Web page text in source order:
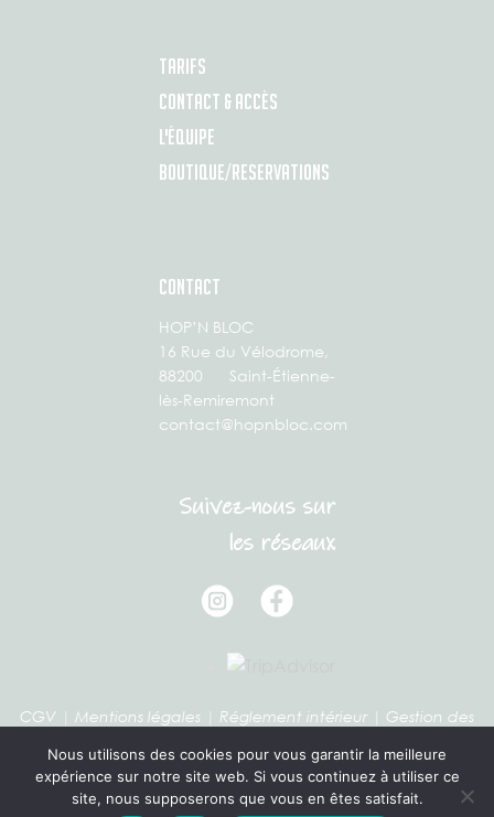
TARIFS
CONTACT & ACCÈS
L'ÉQUIPE
BOUTIQUE/RESERVATIONS
CONTACT
HOP’N BLOC
16 Rue du Vélodrome,
88200 Saint-Étienne-
lès-Remiremont
contact@hopnbloc.com
Suivez-nous sur
les réseaux
CGV Mentions légales Réglement intérieur
Gestion des
Vous pouvez révoquer votre consentement à tout moment en utilisant
Nous utilisons des cookies pour vous garantir la meilleure
expérience sur notre site web. Si vous continuez à utiliser ce
site, nous supposerons que vous en êtes satisfait.